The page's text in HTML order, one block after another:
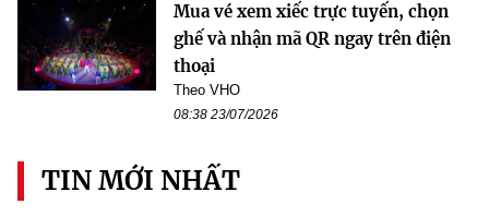
Mua vé xem xiếc trực tuyến, chọn
ghế và nhận mã QR ngay trên điện
thoại
Theo VHO
08:38 23/07/2026
TIN MỚI NHẤT